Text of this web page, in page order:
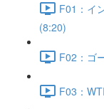
F01：イ
(8:20)
F02：ゴ
F03：